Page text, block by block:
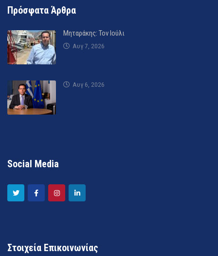
Πρόσφατα Άρθρα
Μηταράκης: Τον Ιούλι
Αυγ 7, 2026
Αυγ 6, 2026
Social Media
Στοιχεία Επικοινωνίας